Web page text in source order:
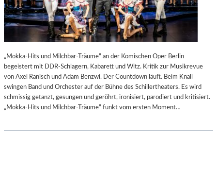
„Mokka-Hits und Milchbar-Träume“ an der Komischen Oper Berlin
begeistert mit DDR-Schlagern, Kabarett und Witz. Kritik zur Musikrevue
von Axel Ranisch und Adam Benzwi. Der Countdown läuft. Beim Knall
swingen Band und Orchester auf der Bühne des Schillertheaters. Es wird
schmissig getanzt, gesungen und geröhrt, ironisiert, parodiert und kritisiert.
„Mokka-Hits und Milchbar-Träume“ funkt vom ersten Moment…